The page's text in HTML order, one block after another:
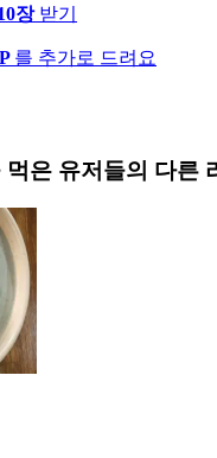
장 받기
를 추가로 드려요
먹은 유저들의 다른